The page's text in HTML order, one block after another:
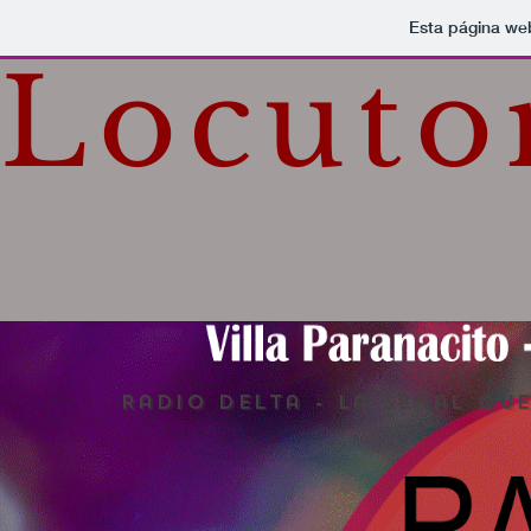
Esta página
Radio Delta - La señal